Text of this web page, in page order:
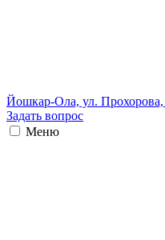
Йошкар-Ола, ул. Прохорова,
Задать вопрос
Меню